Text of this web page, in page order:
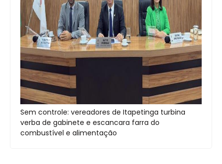
Sem controle: vereadores de Itapetinga turbina
verba de gabinete e escancara farra do
combustível e alimentação